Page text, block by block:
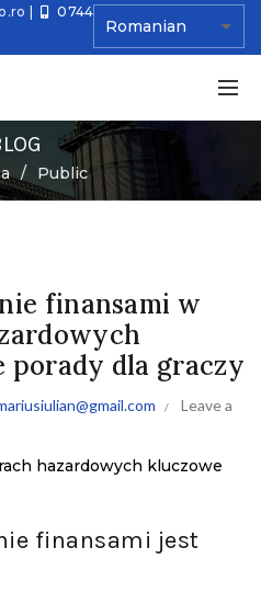
0744
Public
finansami w
porady dla graczy
Leave a
hazardowych kluczowe
finansami jest